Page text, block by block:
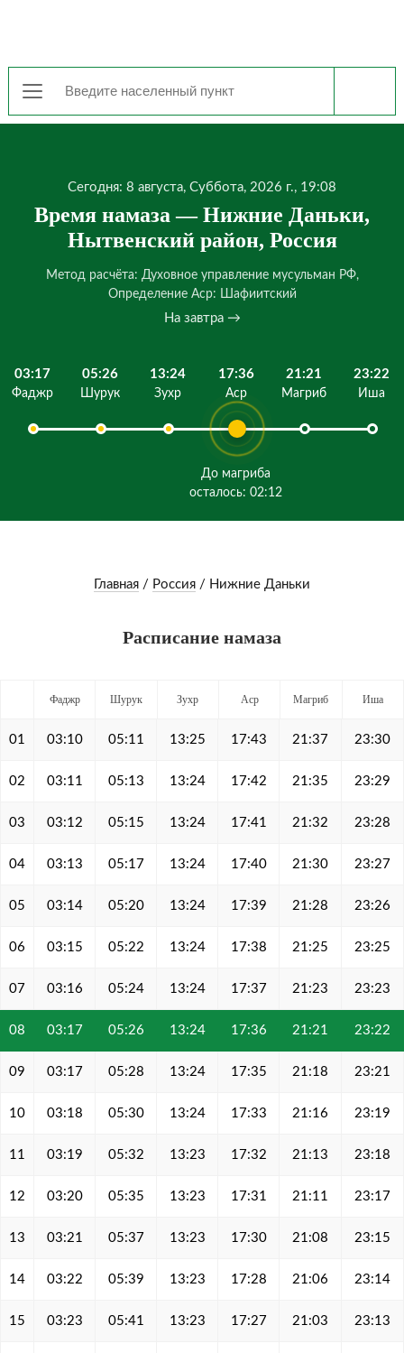
Сегодня: 8 августа, Суббота, 2026 г., 19:08
Время намаза — Нижние Даньки,
Нытвенский район, Россия
Метод расчёта: Духовное управление мусульман РФ,
Определение Аср: Шафиитский
На завтра →
03:17
Фаджр
05:26
Шурук
13:24
Зухр
17:36
Аср
До магриба
осталось: 02:12
21:21
Магриб
23:22
Иша
Главная / Россия / Нижние Даньки
Расписание намаза
Фаджр Шурук Зухр Аср Магриб Иша
01 03:10 05:11 13:25 17:43 21:37 23:30
02 03:11 05:13 13:24 17:42 21:35 23:29
03 03:12 05:15 13:24 17:41 21:32 23:28
04 03:13 05:17 13:24 17:40 21:30 23:27
05 03:14 05:20 13:24 17:39 21:28 23:26
06 03:15 05:22 13:24 17:38 21:25 23:25
07 03:16 05:24 13:24 17:37 21:23 23:23
08 03:17 05:26 13:24 17:36 21:21 23:22
09 03:17 05:28 13:24 17:35 21:18 23:21
10 03:18 05:30 13:24 17:33 21:16 23:19
11 03:19 05:32 13:23 17:32 21:13 23:18
12 03:20 05:35 13:23 17:31 21:11 23:17
13 03:21 05:37 13:23 17:30 21:08 23:15
14 03:22 05:39 13:23 17:28 21:06 23:14
15 03:23 05:41 13:23 17:27 21:03 23:13